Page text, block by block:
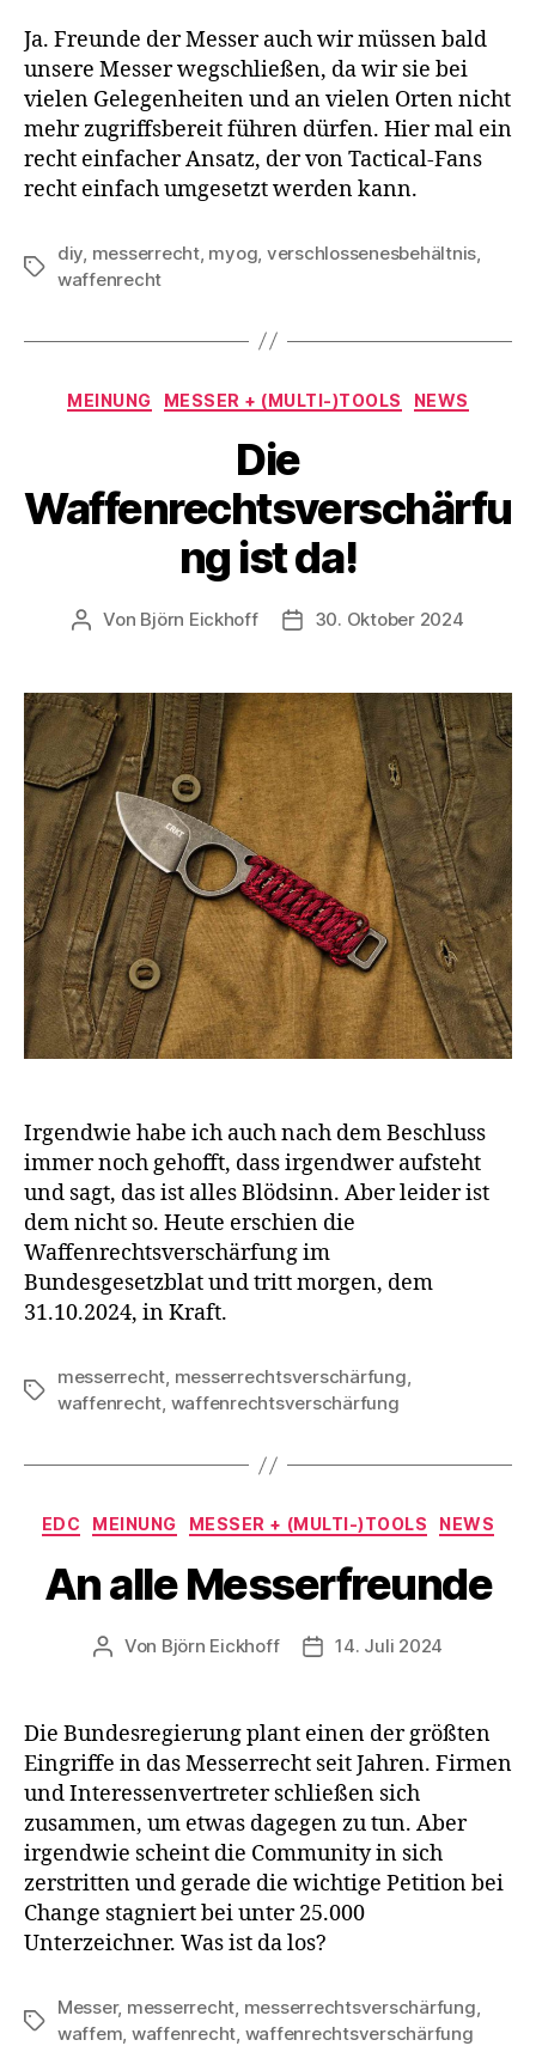
Ja. Freunde der Messer auch wir müssen bald
unsere Messer wegschließen, da wir sie bei
vielen Gelegenheiten und an vielen Orten nicht
mehr zugriffsbereit führen dürfen. Hier mal ein
recht einfacher Ansatz, der von Tactical-Fans
recht einfach umgesetzt werden kann.
Schlagwörter
diy, messerrecht, myog, verschlossenesbehältnis,
waffenrecht
Kategorien
MEINUNG MESSER + (MULTI-)TOOLS NEWS
Die
Waffenrechtsverschärfu
ng ist da!
Beitragsautor
Von Björn Eickhoff Veröffentlichungsdatum
30. Oktober 2024
Irgendwie habe ich auch nach dem Beschluss
immer noch gehofft, dass irgendwer aufsteht
und sagt, das ist alles Blödsinn. Aber leider ist
dem nicht so. Heute erschien die
Waffenrechtsverschärfung im
Bundesgesetzblat und tritt morgen, dem
31.10.2024, in Kraft.
Schlagwörter
messerrecht, messerrechtsverschärfung,
waffenrecht, waffenrechtsverschärfung
Kategorien
EDC MEINUNG MESSER + (MULTI-)TOOLS NEWS
An alle Messerfreunde
Beitragsautor
Von Björn Eickhoff Veröffentlichungsdatum
14. Juli 2024
Die Bundesregierung plant einen der größten
Eingriffe in das Messerrecht seit Jahren. Firmen
und Interessenvertreter schließen sich
zusammen, um etwas dagegen zu tun. Aber
irgendwie scheint die Community in sich
zerstritten und gerade die wichtige Petition bei
Change stagniert bei unter 25.000
Unterzeichner. Was ist da los?
Schlagwörter
Messer, messerrecht, messerrechtsverschärfung,
waffem, waffenrecht, waffenrechtsverschärfung